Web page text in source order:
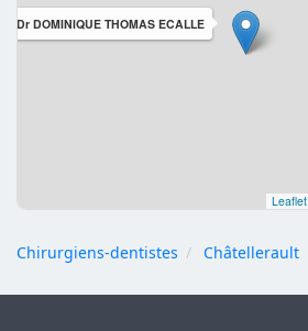
Dr DOMINIQUE THOMAS ECALLE
Leaflet
Chirurgiens-dentistes Châtellerault